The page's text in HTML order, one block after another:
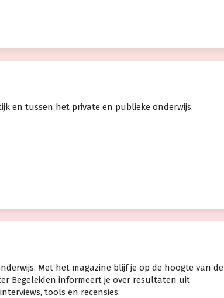
en tussen het private en publieke onderwijs.
Met het magazine blijf je op de hoogte van de
Begeleiden informeert je over resultaten uit
tools en recensies.